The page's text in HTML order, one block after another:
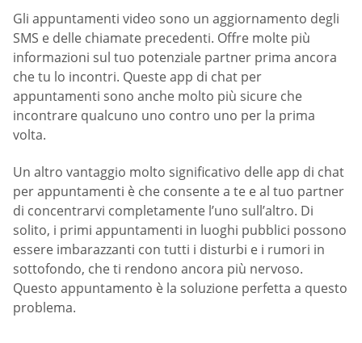
Gli appuntamenti video sono un aggiornamento degli
SMS e delle chiamate precedenti. Offre molte più
informazioni sul tuo potenziale partner prima ancora
che tu lo incontri. Queste app di chat per
appuntamenti sono anche molto più sicure che
incontrare qualcuno uno contro uno per la prima
volta.
Un altro vantaggio molto significativo delle app di chat
per appuntamenti è che consente a te e al tuo partner
di concentrarvi completamente l’uno sull’altro. Di
solito, i primi appuntamenti in luoghi pubblici possono
essere imbarazzanti con tutti i disturbi e i rumori in
sottofondo, che ti rendono ancora più nervoso.
Questo appuntamento è la soluzione perfetta a questo
problema.